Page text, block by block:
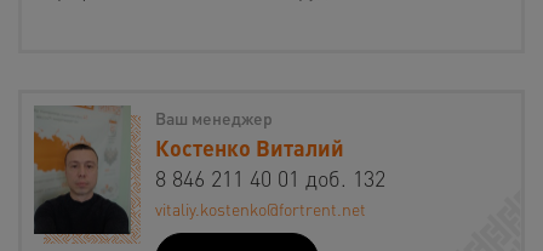
Ваш менеджер
Костенко Виталий
8 846 211 40 01 доб. 132
vitaliy.kostenko@fortrent.net